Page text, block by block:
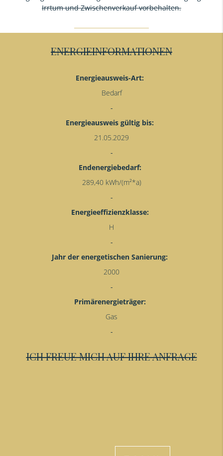
Irrtum und Zwischenverkauf vorbehalten.
ENERGIEINFORMATIONEN
Energieausweis-Art:
Bedarf
Energieausweis gültig bis:
21.05.2029
Endenergiebedarf:
289,40 kWh/(m²*a)
Energieeffizienzklasse:
H
Jahr der energetischen Sanierung:
2000
Primärenergieträger:
Gas
ICH FREUE MICH AUF IHRE ANFRAGE